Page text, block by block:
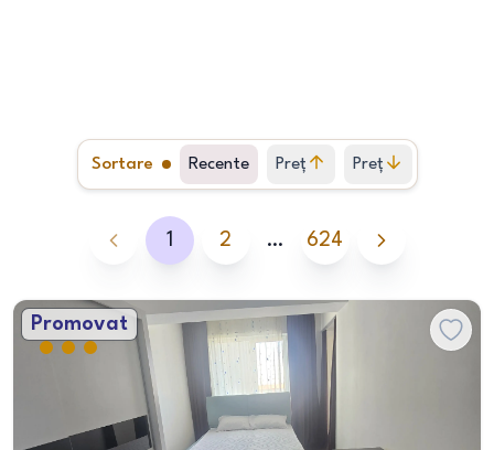
Sortare Recente Preț
crescător
Preț
descrescător
1 2 … 624
Promovat